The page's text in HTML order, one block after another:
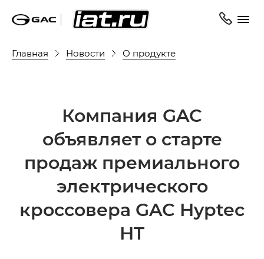
Главная Новости О продукте
Компания GAC
объявляет о старте
продаж премиального
электрического
кроссовера GAC Hyptec
HT